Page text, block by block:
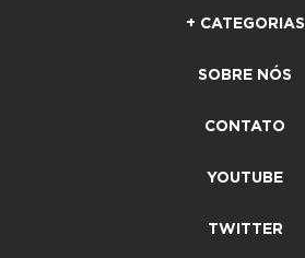
+ CATEGORIAS
SOBRE NÓS
CONTATO
YOUTUBE
TWITTER